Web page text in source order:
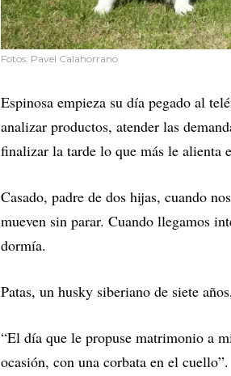
Fotos: Pavel Calahorrano
Espinosa empieza su día pegado al
analizar productos, atender las
finalizar la tarde lo que más le alienta
Casado, padre de dos hijas, cuando
mueven sin parar. Cuando llegamos
dormía.
Patas, un husky siberiano de siete
“El día que le propuse matrimonio a
ocasión, con una corbata en el cuello”.